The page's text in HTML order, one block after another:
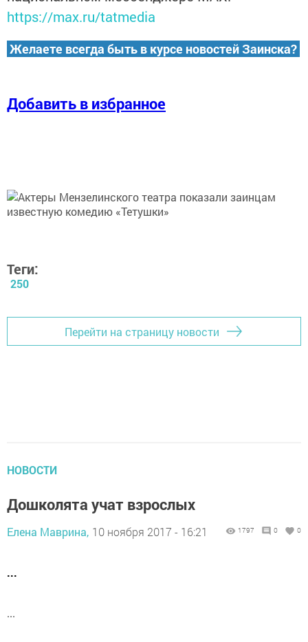
https://max.ru/tatmedia
Желаете всегда быть в курсе новостей Заинска?
Добавить в избранное
Теги:
250
Перейти на страницу новости
НОВОСТИ
Дошколята учат взрослых
Елена Маврина, 10 ноября 2017 - 16:21 1797 0 0
...
...